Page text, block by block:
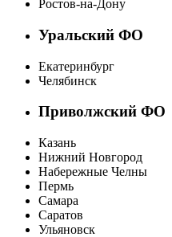
Ростов-на-Дону
Уральский ФО
Екатеринбург
Челябинск
Приволжский ФО
Казань
Нижний Новгород
Набережные Челны
Пермь
Самара
Саратов
Ульяновск